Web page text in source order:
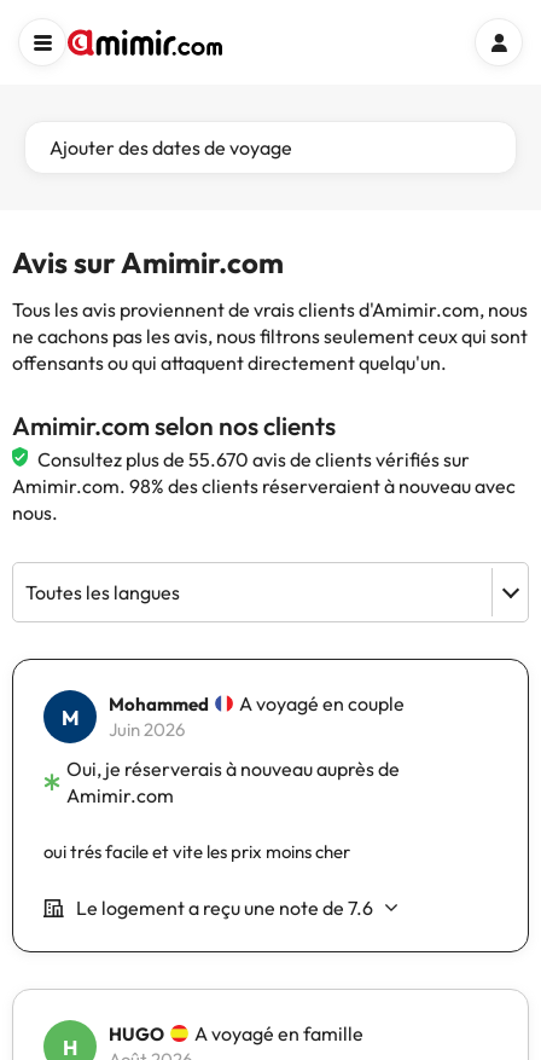
Ajouter des dates de voyage
Avis sur Amimir.com
Tous les avis proviennent de vrais clients d'Amimir.com, nous
ne cachons pas les avis, nous filtrons seulement ceux qui sont
offensants ou qui attaquent directement quelqu'un.
Amimir.com selon nos clients
Consultez plus de 55.670 avis de clients vérifiés sur
Amimir.com. 98% des clients réserveraient à nouveau avec
nous.